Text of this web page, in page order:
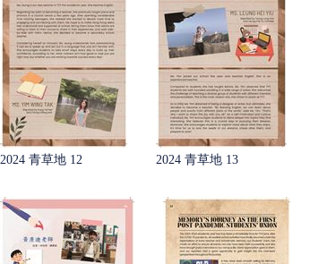
2024 青草地 12 2024 青草地 13